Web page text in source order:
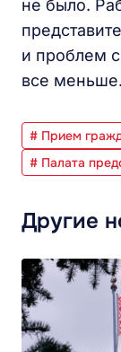
не было.
и проблем
все меньше.
# Прием
# Палата
Другие